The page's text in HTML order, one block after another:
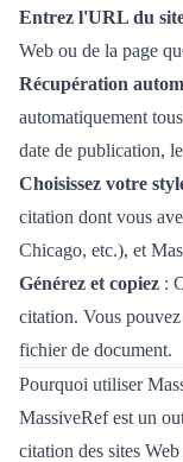
Entrez l'URL du
Web ou de la page
Récupération
automatiquement
date de publication,
Choisissez votre
citation dont vous
Chicago, etc.), et
Générez et copiez :
citation. Vous
fichier de document.
Pourquoi utiliser
MassiveRef est un
citation des sites Web